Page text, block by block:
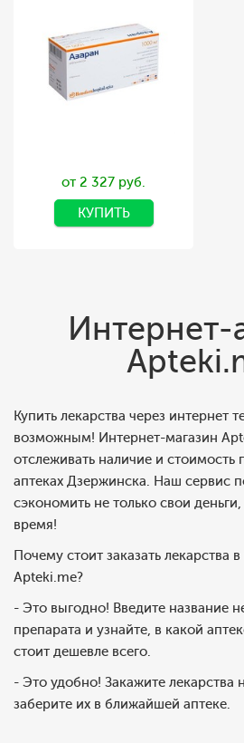
от 2 327 руб.
КУПИТЬ
Интернет-
Купить лекарства через интернет
возможным! Интернет-магазин
отслеживать наличие и стоимость
аптеках Дзержинска. Наш сервис
сэкономить не только свои
время!
Почему стоит заказать лекарства
Apteki.me?
- Это выгодно! Введите название
препарата и узнайте, в какой
стоит дешевле всего.
- Это удобно! Закажите лекарства
заберите их в ближайшей аптеке.